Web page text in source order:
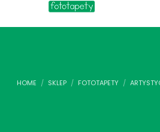
HOME SKLEP FOTOTAPETY